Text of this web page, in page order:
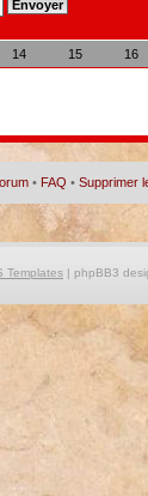
14 15 16
• FAQ •Supprimer
Templates| phpBB3